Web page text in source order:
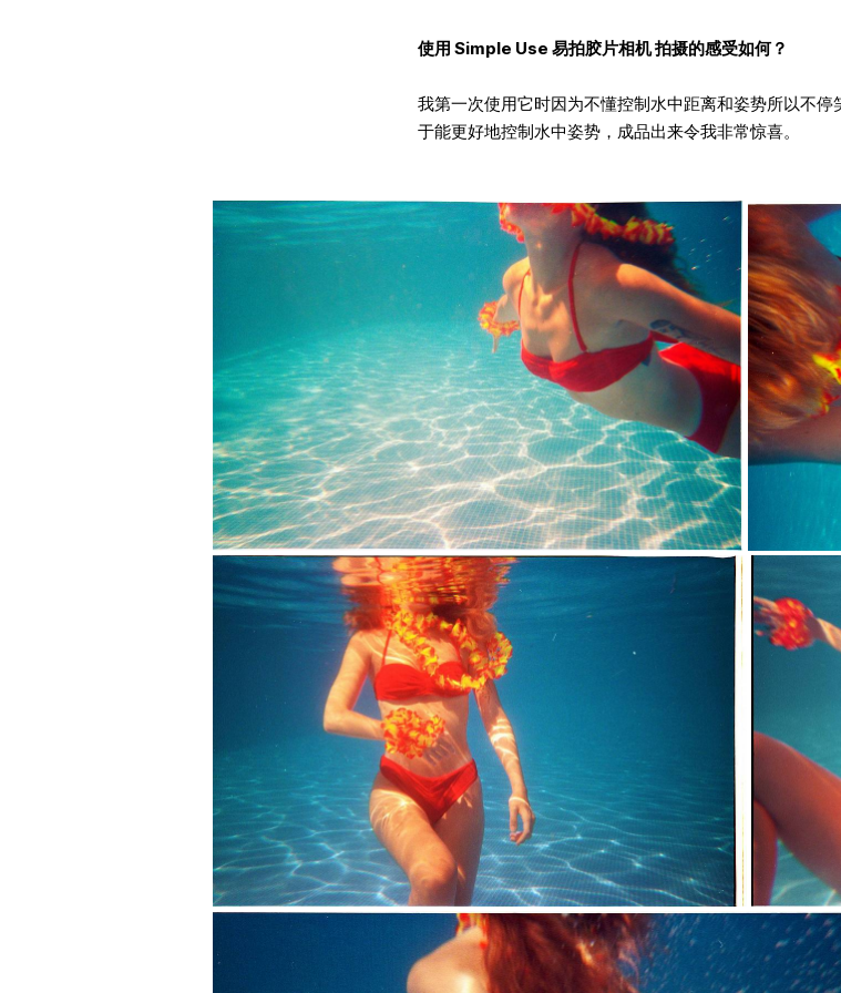
使用 Simple Use 易拍胶片相机 拍摄的感受如何？
我第一次使用它时因为不懂控制水中距离和姿势所以不
于能更好地控制水中姿势，成品出来令我非常惊喜。